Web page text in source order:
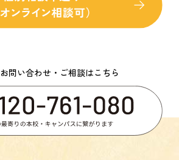
問い合わせ・ご相談はこちら